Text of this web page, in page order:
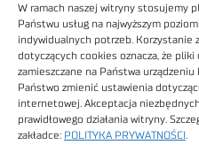
W ramach naszej witryny stosujemy
Państwu usług na najwyższym
indywidualnych potrzeb. Korzystanie
dotyczących cookies oznacza, że pliki
zamieszczane na Państwa
Państwo zmienić ustawienia
internetowej. Akceptacja
prawidłowego działania witryny.
zakładce: POLITYKA PRYWATNOŚCI
Regulamin sklepu
Obrazy stockowe
autorstwa